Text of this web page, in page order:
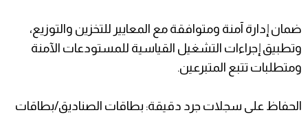
ضمان إدارة آمنة ومتوافقة مع المعايير للتخزين والتوزيع،
وتطبيق إجراءات التشغيل القياسية للمستودعات الآمنة
ومتطلبات تتبع المتبرعين.
الحفاظ على سجلات جرد دقيقة: بطاقات الصناديق/بطاقات